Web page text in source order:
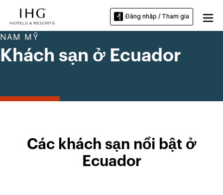
Đăng nhập / Tham gia
NAM MỸ
Khách sạn ở Ecuador
Các khách sạn nổi bật ở
Ecuador